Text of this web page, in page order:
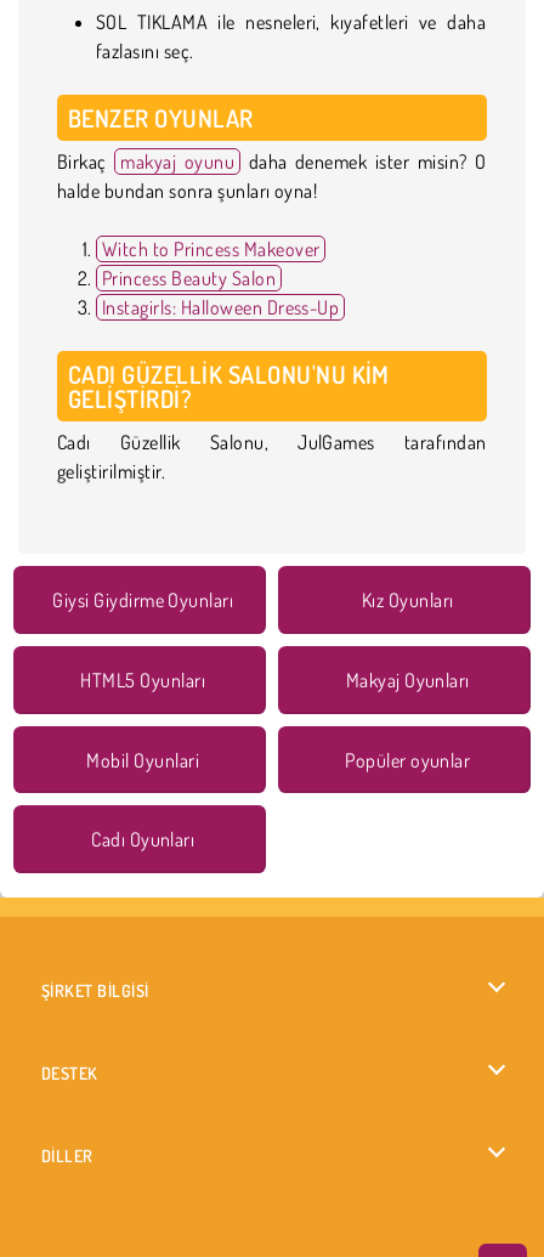
SOL TIKLAMA ile nesneleri, kıyafetleri ve daha
fazlasını seç.
BENZER OYUNLAR
Birkaç makyaj oyunu
daha denemek ister misin? O
halde bundan sonra şunları oyna!
Witch to Princess Makeover
Princess Beauty Salon
Instagirls: Halloween Dress-Up
CADI GÜZELLIK SALONU'NU KIM
GELIŞTIRDI?
Cadı Güzellik Salonu, JulGames tarafından
geliştirilmiştir.
Giysi Giydirme Oyunları Kız Oyunları
HTML5 Oyunları Makyaj Oyunları
Mobil Oyunlari Popüler oyunlar
Cadı Oyunları
ŞİRKET BİLGİSİ
DESTEK
DİLLER